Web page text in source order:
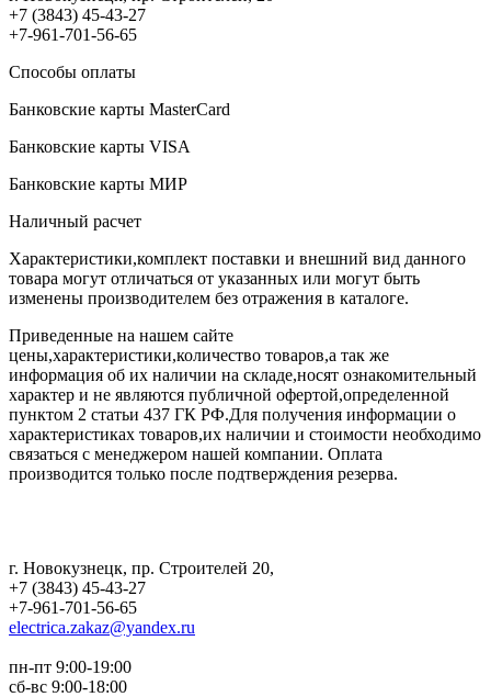
+7 (3843) 45-43-27
+7-961-701-56-65
Способы оплаты
Банковские карты MasterCard
Банковские карты VISA
Банковские карты МИР
Наличный расчет
Характеристики,комплект поставки и внешний вид данного
товара могут отличаться от указанных или могут быть
изменены производителем без отражения в каталоге.
Приведенные на нашем сайте
цены,характеристики,количество товаров,а так же
информация об их наличии на складе,носят ознакомительный
характер и не являются публичной офертой,определенной
пунктом 2 статьи 437 ГК РФ.Для получения информации о
характеристиках товаров,их наличии и стоимости необходимо
связаться с менеджером нашей компании. Оплата
производится только после подтверждения резерва.
г. Новокузнецк, пр. Строителей 20,
+7 (3843) 45-43-27
+7-961-701-56-65
electrica.zakaz@yandex.ru
пн-пт 9:00-19:00
сб-вс 9:00-18:00